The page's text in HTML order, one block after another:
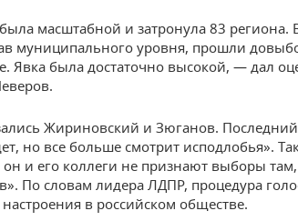
масштабной и затронула 83 региона.
муниципального уровня, прошли
Явка была достаточно высокой, — дал
Жириновский и Зюганов.
но все больше смотрит исподлобья».
и его коллеги не признают выборы там,
По словам лидера ЛДПР, процедура
в российском обществе.